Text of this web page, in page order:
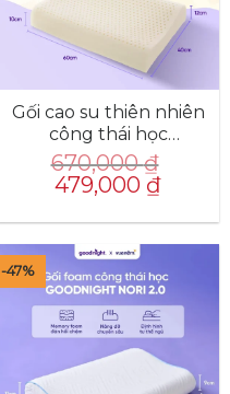
Gối cao su thiên nhiên
công thái học
Goodnight Tofu
670,000₫
Giá
gốc
670,000 ₫.
479,000 ₫Giá
là:
-47%